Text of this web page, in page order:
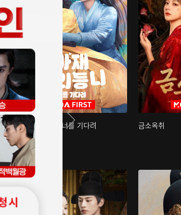
아재저리등니 : 너를 기다려 금소옥취